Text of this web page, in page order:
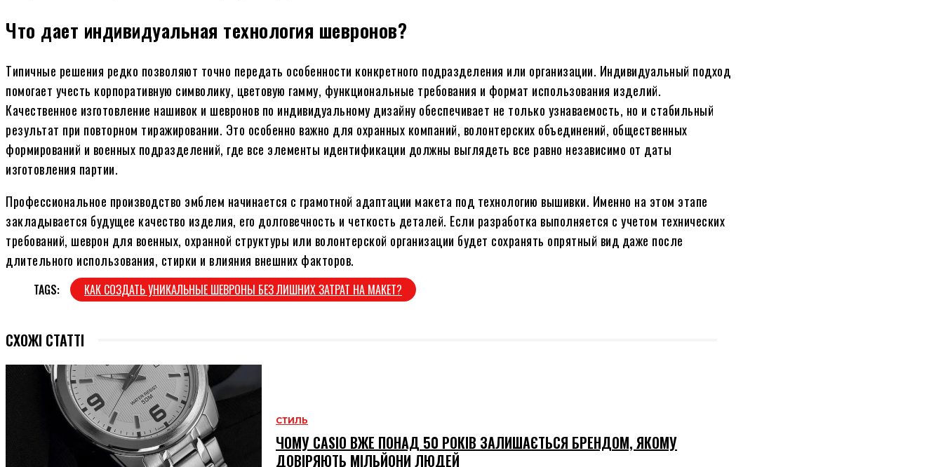
Что дает индивидуальная технология шевронов?
Типичные решения редко позволяют точно передать особенности конкретного подразделения или организации. Индивидуальный подход
помогает учесть корпоративную символику, цветовую гамму, функциональные требования и формат использования изделий.
Качественное изготовление нашивок и шевронов по индивидуальному дизайну обеспечивает не только узнаваемость, но и стабильный
результат при повторном тиражировании. Это особенно важно для охранных компаний, волонтерских объединений, общественных
формирований и военных подразделений, где все элементы идентификации должны выглядеть все равно независимо от даты
изготовления партии.
Профессиональное производство эмблем начинается с грамотной адаптации макета под технологию вышивки. Именно на этом этапе
закладывается будущее качество изделия, его долговечность и четкость деталей. Если разработка выполняется с учетом технических
требований, шеврон для военных, охранной структуры или волонтерской организации будет сохранять опрятный вид даже после
длительного использования, стирки и влияния внешних факторов.
TAGS: КАК СОЗДАТЬ УНИКАЛЬНЫЕ ШЕВРОНЫ БЕЗ ЛИШНИХ ЗАТРАТ НА МАКЕТ?
СХОЖІ СТАТТІ
СТИЛЬ
ЧОМУ CASIO ВЖЕ ПОНАД 50 РОКІВ ЗАЛИШАЄТЬСЯ БРЕНДОМ, ЯКОМУ
ДОВІРЯЮТЬ МІЛЬЙОНИ ЛЮДЕЙ